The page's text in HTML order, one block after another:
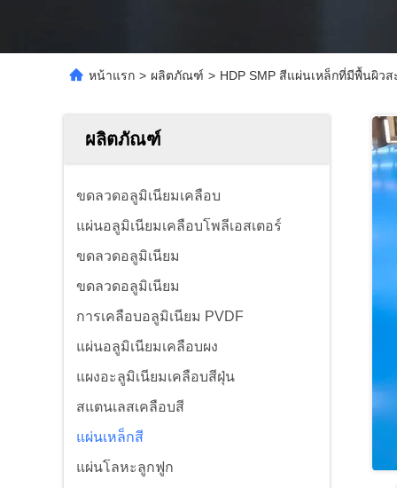
หน้าแรก > ผลิตภัณฑ์ > HDP SMP สีแผ่นเหล็กที่มีพื้นผิว
ผลิตภัณฑ์
ขดลวดอลูมิเนียมเคลือบ
แผ่นอลูมิเนียมเคลือบโพลีเอสเตอร์
ขดลวดอลูมิเนียม
ขดลวดอลูมิเนียม
การเคลือบอลูมิเนียม PVDF
แผ่นอลูมิเนียมเคลือบผง
แผงอะลูมิเนียมเคลือบสีฝุ่น
สแตนเลสเคลือบสี
แผ่นเหล็กสี
แผ่นโลหะลูกฟูก